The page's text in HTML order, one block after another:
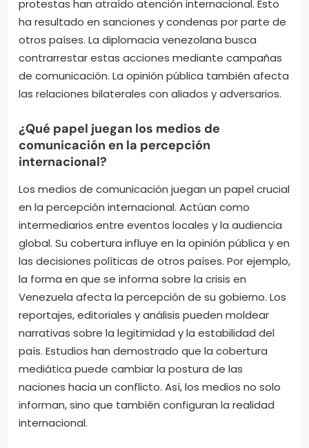
protestas han atraído atención internacional. Esto
ha resultado en sanciones y condenas por parte de
otros países. La diplomacia venezolana busca
contrarrestar estas acciones mediante campañas
de comunicación. La opinión pública también afecta
las relaciones bilaterales con aliados y adversarios.
¿Qué papel juegan los medios de
comunicación en la percepción
internacional?
Los medios de comunicación juegan un papel crucial
en la percepción internacional. Actúan como
intermediarios entre eventos locales y la audiencia
global. Su cobertura influye en la opinión pública y en
las decisiones políticas de otros países. Por ejemplo,
la forma en que se informa sobre la crisis en
Venezuela afecta la percepción de su gobierno. Los
reportajes, editoriales y análisis pueden moldear
narrativas sobre la legitimidad y la estabilidad del
país. Estudios han demostrado que la cobertura
mediática puede cambiar la postura de las
naciones hacia un conflicto. Así, los medios no solo
informan, sino que también configuran la realidad
internacional.